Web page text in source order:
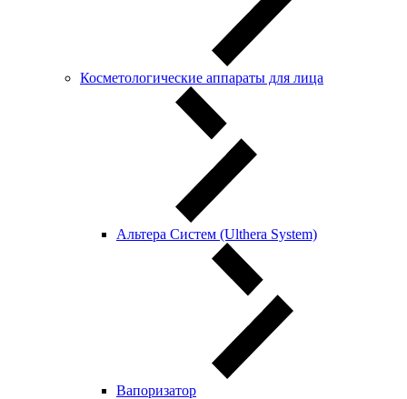
Косметологические аппараты для лица
Альтера Систем (Ulthera System)
Вапоризатор